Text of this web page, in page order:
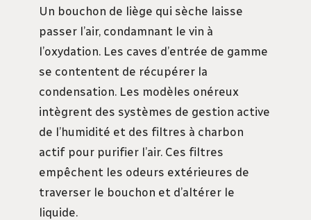
Un bouchon de liège qui sèche laisse
passer l’air, condamnant le vin à
l’oxydation. Les caves d’entrée de gamme
se contentent de récupérer la
condensation. Les modèles onéreux
intègrent des systèmes de gestion active
de l’humidité et des filtres à charbon
actif pour purifier l’air. Ces filtres
empêchent les odeurs extérieures de
traverser le bouchon et d’altérer le
liquide.